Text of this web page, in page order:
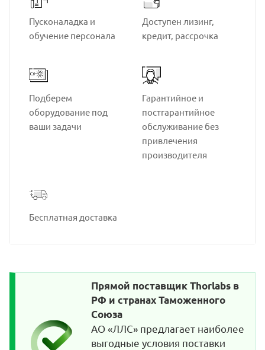
Пусконаладка и
обучение персонала
Доступен лизинг,
кредит, рассрочка
Подберем
оборудование под
ваши задачи
Гарантийное и
постгарантийное
обслуживание без
привлечения
производителя
Бесплатная доставка
Прямой поставщик Thorlabs в
РФ и странах Таможенного
Союза
АО «ЛЛС» предлагает наиболее
выгодные условия поставки